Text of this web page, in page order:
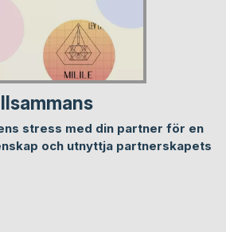
stress med din partner för en
och utnyttja partnerskapets